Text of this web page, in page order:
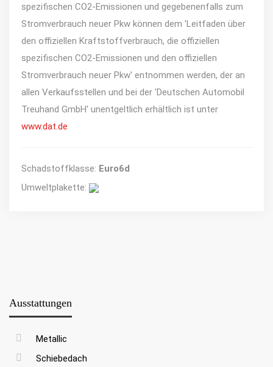
spezifischen CO2-Emissionen und gegebenenfalls zum
Stromverbrauch neuer Pkw können dem 'Leitfaden über
den offiziellen Kraftstoffverbrauch, die offiziellen
spezifischen CO2-Emissionen und den offiziellen
Stromverbrauch neuer Pkw' entnommen werden, der an
allen Verkaufsstellen und bei der 'Deutschen Automobil
Treuhand GmbH' unentgeltlich erhältlich ist unter
www.dat.de
Schadstoffklasse: Euro6d
Umweltplakette:
Ausstattungen
Metallic
Schiebedach